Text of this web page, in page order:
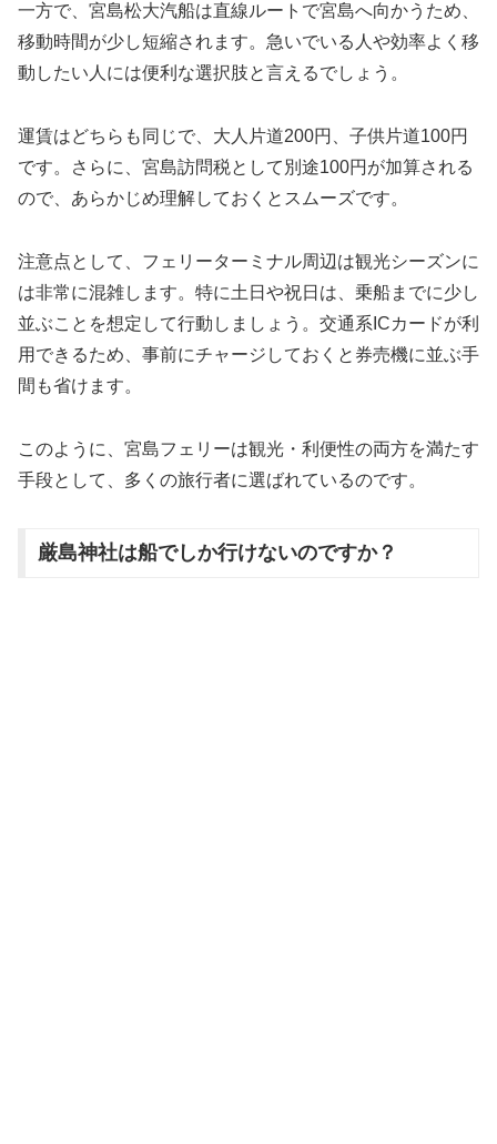
一方で、宮島松大汽船は直線ルートで宮島へ向かうため、
移動時間が少し短縮されます。急いでいる人や効率よく移
動したい人には便利な選択肢と言えるでしょう。
運賃はどちらも同じで、大人片道200円、子供片道100円
です。さらに、宮島訪問税として別途100円が加算される
ので、あらかじめ理解しておくとスムーズです。
注意点として、フェリーターミナル周辺は観光シーズンに
は非常に混雑します。特に土日や祝日は、乗船までに少し
並ぶことを想定して行動しましょう。交通系ICカードが利
用できるため、事前にチャージしておくと券売機に並ぶ手
間も省けます。
このように、宮島フェリーは観光・利便性の両方を満たす
手段として、多くの旅行者に選ばれているのです。
厳島神社は船でしか行けないのですか？